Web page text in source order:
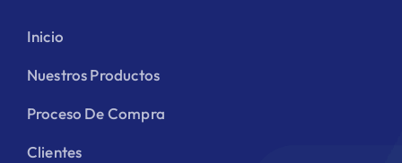
Inicio
Nuestros Productos
Proceso De Compra
Clientes